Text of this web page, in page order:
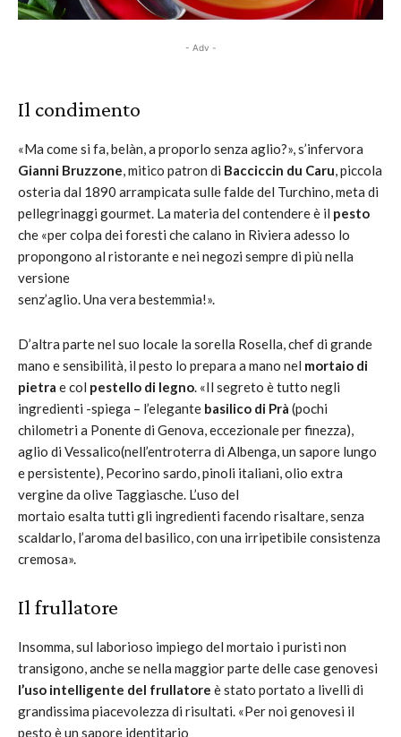
- Adv -
Il condimento
«Ma come si fa, belàn, a proporlo senza aglio?», s’infervora
Gianni Bruzzone, mitico patron di Bacciccin du Caru, piccola
osteria dal 1890 arrampicata sulle falde del Turchino, meta di
pellegrinaggi gourmet. La materia del contendere è il pesto
che «per colpa dei foresti che calano in Riviera adesso lo
propongono al ristorante e nei negozi sempre di più nella
versione
senz’aglio. Una vera bestemmia!».
D’altra parte nel suo locale la sorella Rosella, chef di grande
mano e sensibilità, il pesto lo prepara a mano nel mortaio di
pietra e col pestello di legno. «Il segreto è tutto negli
ingredienti -spiega – l’elegante basilico di Prà (pochi
chilometri a Ponente di Genova, eccezionale per finezza),
aglio di Vessalico(nell’entroterra di Albenga, un sapore lungo
e persistente), Pecorino sardo, pinoli italiani, olio extra
vergine da olive Taggiasche. L’uso del
mortaio esalta tutti gli ingredienti facendo risaltare, senza
scaldarlo, l’aroma del basilico, con una irripetibile consistenza
cremosa».
Il frullatore
Insomma, sul laborioso impiego del mortaio i puristi non
transigono, anche se nella maggior parte delle case genovesi
l’uso intelligente del frullatore è stato portato a livelli di
grandissima piacevolezza di risultati. «Per noi genovesi il
pesto è un sapore identitario